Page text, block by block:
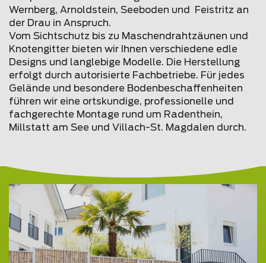
Wernberg, Arnoldstein, Seeboden und Feistritz an
der Drau in Anspruch.
Vom Sichtschutz bis zu Maschendrahtzäunen und
Knotengitter bieten wir Ihnen verschiedene edle
Designs und langlebige Modelle. Die Herstellung
erfolgt durch autorisierte Fachbetriebe. Für jedes
Gelände und besondere Bodenbeschaffenheiten
führen wir eine ortskundige, professionelle und
fachgerechte Montage rund um Radenthein,
Millstatt am See und Villach-St. Magdalen durch.